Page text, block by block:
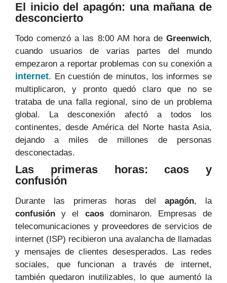
El inicio del apagón: una mañana de
desconcierto
Todo comenzó a las 8:00 AM hora de Greenwich,
cuando usuarios de varias partes del mundo
empezaron a reportar problemas con su conexión a
internet. En cuestión de minutos, los informes se
multiplicaron, y pronto quedó claro que no se
trataba de una falla regional, sino de un problema
global. La desconexión afectó a todos los
continentes, desde América del Norte hasta Asia,
dejando a miles de millones de personas
desconectadas.
Las primeras horas: caos y
confusión
Durante las primeras horas delapagón, la
confusión y el caosdominaron. Empresas de
telecomunicaciones y proveedores de servicios de
internet (ISP) recibieron una avalancha de llamadas
y mensajes de clientes desesperados. Las redes
sociales, que funcionan a través de internet,
también quedaron inutilizables, lo que aumentó la